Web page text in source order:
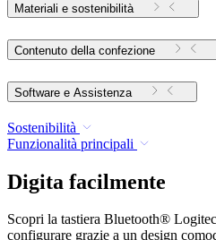
Materiali e sostenibilità
Contenuto della confezione
Software e Assistenza
Sostenibilità
Funzionalità principali
Digita facilmente
Scopri la tastiera Bluetooth®
configurare grazie a un design